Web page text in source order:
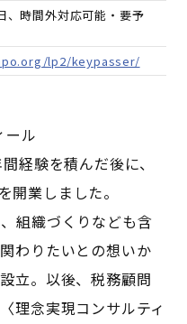
、時間外対応可能・要予
lp2/keypasser/
ル――
経験を積んだ後に、
開業しました。
組織づくりなども含
わりたいとの想いか
立。以後、税務顧問
理念実現コンサルティ